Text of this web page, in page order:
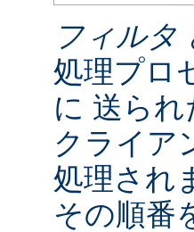
フィルタ
処理プロ
に 送ら
クライア
処理され
その順番